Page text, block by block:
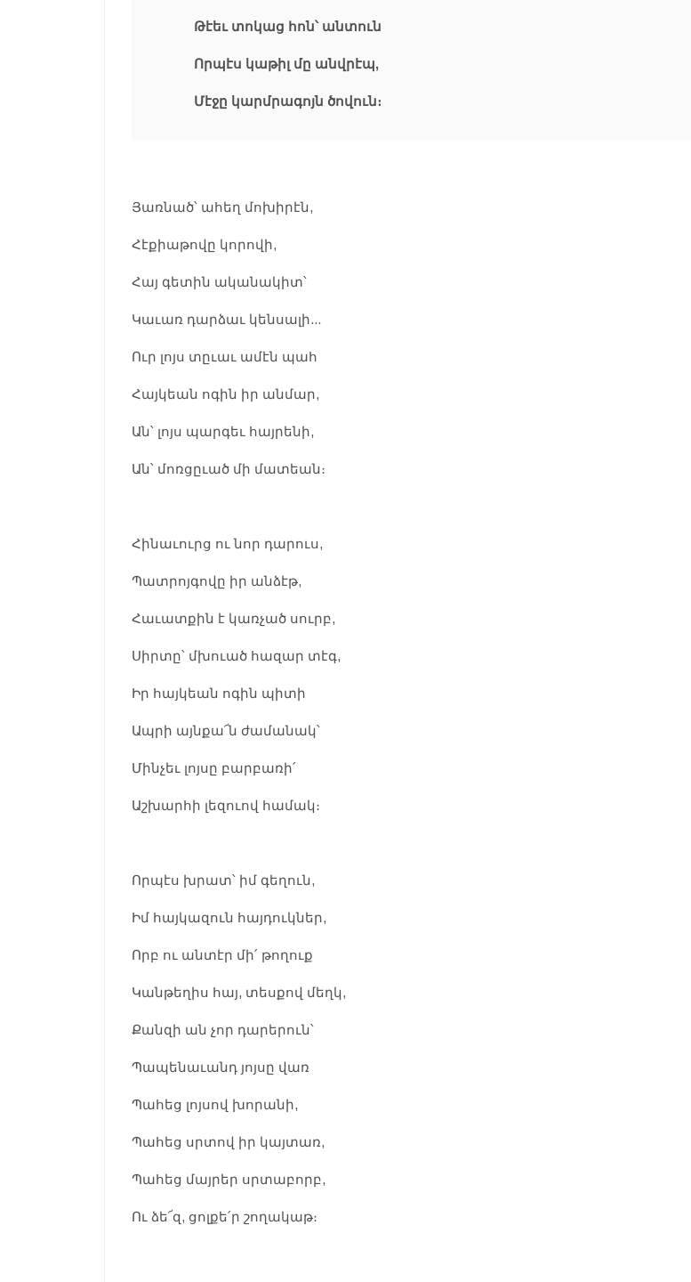
Թէեւ տոկաց հոն՝ անտուն
Որպէս կաթիլ մը անվրէպ,
Մէջը կարմրագոյն ծովուն։
Յառնած՝ ահեղ մոխիրէն,
Հէքիաթովը կորովի,
Հայ գետին ականակիտ՝
Կաւառ դարձաւ կենսալի...
Ուր լոյս տըւաւ ամէն պահ
Հայկեան ոգին իր անմար,
Ան՝ լոյս պարգեւ հայրենի,
Ան՝ մոռցըւած մի մատեան։
Հինաւուրց ու նոր դարուս,
Պատրոյգովը իր անձէթ,
Հաւատքին է կառչած սուրբ,
Սիրտը՝ մխուած հազար տէգ,
Իր հայկեան ոգին պիտի
Ապրի այնքա՜ն ժամանակ՝
Մինչեւ լոյսը բարբառի՛
Աշխարհի լեզուով համակ։
Որպէս խրատ՝ իմ գեղուն,
Իմ հայկազուն հայդուկներ,
Որբ ու անտէր մի՛ թողուք
Կանթեղիս հայ, տեսքով մեղկ,
Քանզի ան չոր դարերուն՝
Պապենաւանդ յոյսը վառ
Պահեց լոյսով խորանի,
Պահեց սրտով իր կայտառ,
Պահեց մայրեր սրտաբորբ,
Ու ձե՜զ, ցոլքե՛ր շողակաթ։